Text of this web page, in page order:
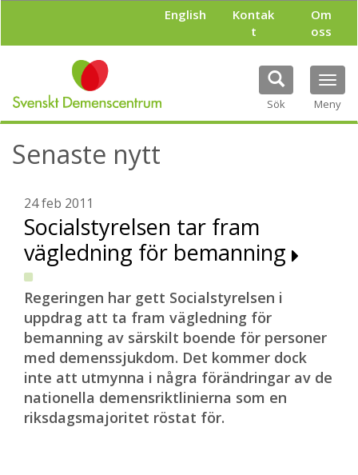
l
English
Kontak
t
Om
oss
Sök Meny
Senaste nytt
24 feb 2011
Socialstyrelsen tar fram
vägledning för bemanning
Regeringen har gett Socialstyrelsen i
uppdrag att ta fram vägledning för
bemanning av särskilt boende för personer
med demenssjukdom. Det kommer dock
inte att utmynna i några förändringar av de
nationella demensriktlinierna som en
riksdagsmajoritet röstat för.